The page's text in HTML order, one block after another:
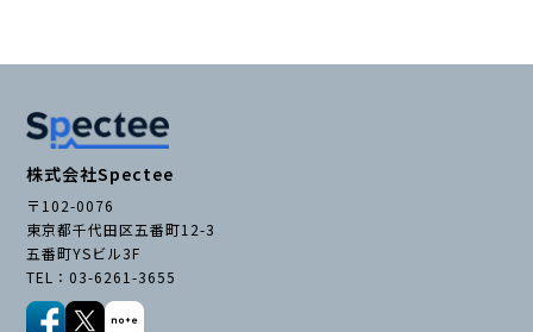
株式会社Spectee
〒102-0076
東京都千代田区五番町12-3
五番町YSビル3F
TEL：03-6261-3655